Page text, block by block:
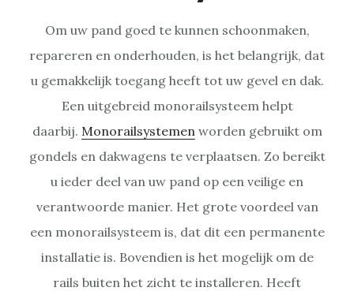
Om uw pand goed te kunnen schoonmaken,
repareren en onderhouden, is het belangrijk, dat
u gemakkelijk toegang heeft tot uw gevel en dak.
Een uitgebreid monorailsysteem helpt
daarbij. Monorailsystemen worden gebruikt om
gondels en dakwagens te verplaatsen. Zo bereikt
u ieder deel van uw pand op een veilige en
verantwoorde manier. Het grote voordeel van
een monorailsysteem is, dat dit een permanente
installatie is. Bovendien is het mogelijk om de
rails buiten het zicht te installeren. Heeft